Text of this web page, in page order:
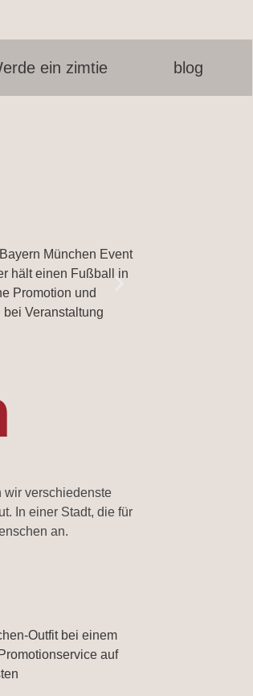
ein zimtie blog
wir verschiedenste
In einer Stadt, die für
an.